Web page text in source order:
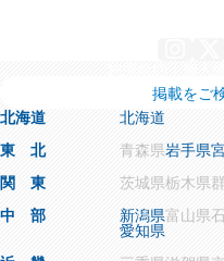
掲載をご
北海道
北海道
東 北
青森県岩手県
関 東
茨城県栃木県
中 部
新潟県富山県
愛知県